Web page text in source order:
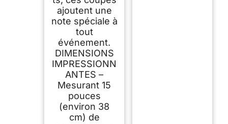
ajoutent une
note spéciale à
tout
événement.
DIMENSIONS
IMPRESSIONN
ANTES –
Mesurant 15
pouces
(environ 38
cm) de